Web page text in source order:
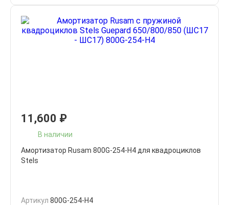
11,600 ₽
В наличии
Амортизатор Rusam 800G-254-H4 для квадроциклов
Stels
Артикул 800G-254-H4